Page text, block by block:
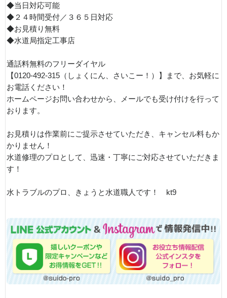
◆当日対応可能
◆２４時間受付／３６５日対応
◆お見積り無料
◆水道局指定工事店
通話料無料のフリーダイヤル
【0120-492-315（しょくにん、さいこー！）】まで、お気軽に
お電話ください！
ホームページお問い合わせから、メールでも受け付けを行って
おります。
お見積りは作業前にご提示させていただき、キャンセル料もか
かりません！
水道修理のプロとして、迅速・丁寧にご対応させていただきま
す！
水トラブルのプロ、きょうと水道職人です！ kt9